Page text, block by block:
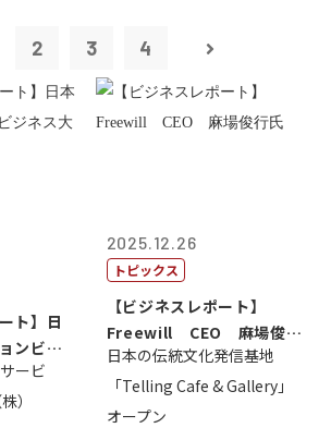
2 3 4
ト】日
ンビジ
ービ
）
2025.12.26
トピックス
【ビジネスレポート】
Freewill CEO 麻場俊行
氏
日本の伝統文化発信基地
「Telling Cafe & Gallery」
オープン